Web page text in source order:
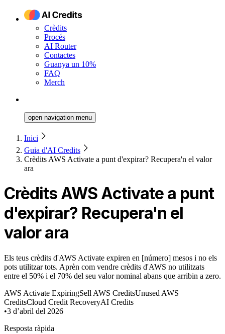
Crèdits
Procés
AI Router
Contactes
Guanya un 10%
FAQ
Merch
open navigation menu
Inici
Guia d'AI Credits
Crèdits AWS Activate a punt d'expirar? Recupera'n el valor
ara
Crèdits AWS Activate a punt
d'expirar? Recupera'n el
valor ara
Els teus crèdits d'AWS Activate expiren en [número] mesos i no els
pots utilitzar tots. Aprèn com vendre crèdits d'AWS no utilitzats
entre el 50% i el 70% del seu valor nominal abans que arribin a zero.
AWS Activate ExpiringSell AWS CreditsUnused AWS
CreditsCloud Credit RecoveryAI Credits
•3 d’abril del 2026
Resposta ràpida